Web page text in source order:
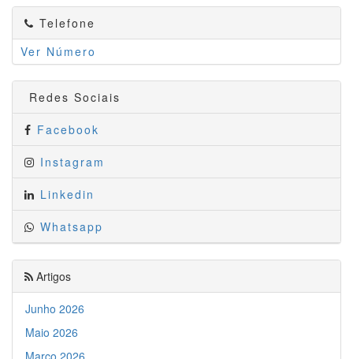
Telefone
Ver Número
Redes Sociais
Facebook
Instagram
Linkedin
Whatsapp
Artigos
Junho 2026
Maio 2026